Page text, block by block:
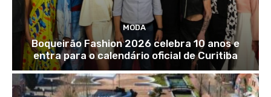
MODA
Boqueirão Fashion 2026 celebra 10 anos e
entra para o calendário oficial de Curitiba